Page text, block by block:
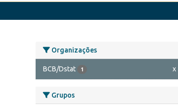
Organizações
BCB/Dstat 1 x
Grupos